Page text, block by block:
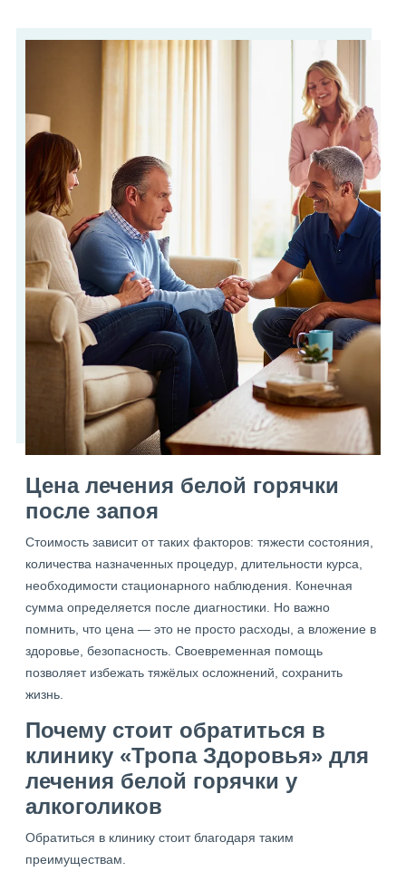
Цена лечения белой горячки
после запоя
Стоимость зависит от таких факторов: тяжести состояния,
количества назначенных процедур, длительности курса,
необходимости стационарного наблюдения. Конечная
сумма определяется после диагностики. Но важно
помнить, что цена — это не просто расходы, а вложение в
здоровье, безопасность. Своевременная помощь
позволяет избежать тяжёлых осложнений, сохранить
жизнь.
Почему стоит обратиться в
клинику «Тропа Здоровья» для
лечения белой горячки у
алкоголиков
Обратиться в клинику стоит благодаря таким
преимуществам.